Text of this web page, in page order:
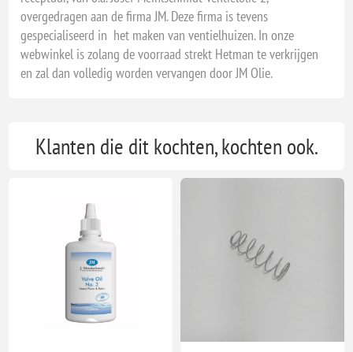
overgedragen aan de firma JM. Deze firma is tevens
gespecialiseerd in het maken van ventielhuizen. In onze
webwinkel is zolang de voorraad strekt Hetman te verkrijgen
en zal dan volledig worden vervangen door JM Olie.
Klanten die dit kochten, kochten ook.